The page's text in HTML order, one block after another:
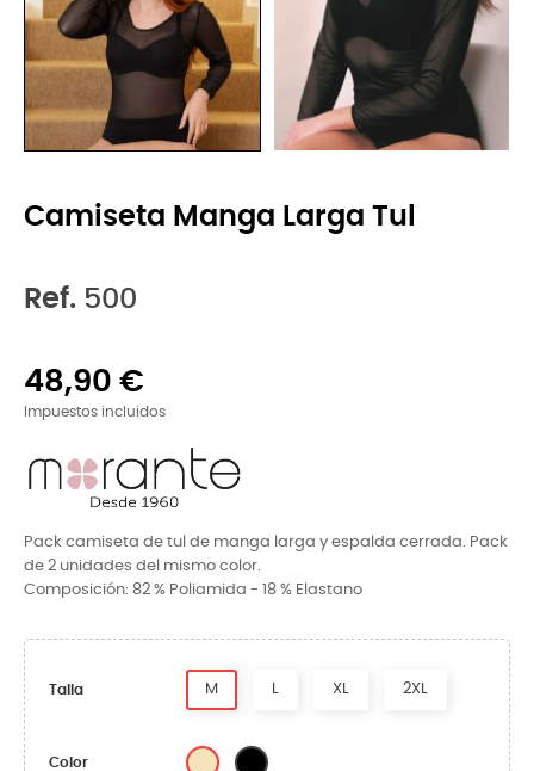
Camiseta Manga Larga Tul
Ref. 500
48,90 €
Impuestos incluidos
Pack camiseta de tul de manga larga y espalda cerrada. Pack
de 2 unidades del mismo color.
Composición: 82 % Poliamida - 18 % Elastano
Talla M L XL 2XL
Color Arena Negro